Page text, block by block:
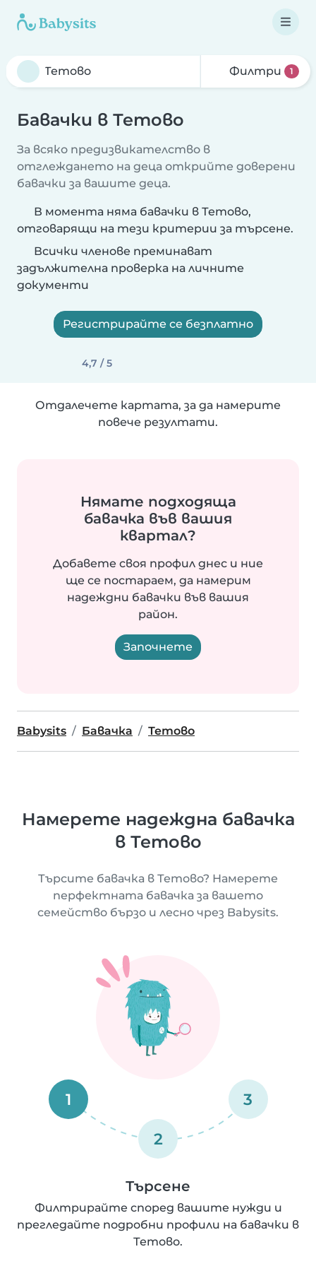
Филтри 1
Бавачки в Тетово
За всяко предизвикателство в
отглеждането на деца открийте доверени
бавачки за вашите деца.
В момента няма бавачки в Тетово,
отговарящи на тези критерии за търсене.
Всички членове преминават
задължителна проверка на личните
документи
Регистрирайте се безплатно
4,7 / 5
Отдалечете картата, за да намерите
повече резултати.
Нямате подходяща
бавачка във вашия
квартал?
Добавете своя профил днес и ние
ще се постараем, да намерим
надеждни бавачки във вашия
район.
Започнете
Babysits Бавачка Тетово
Намерете надеждна бавачка
в Тетово
Търсите бавачка в Тетово? Намерете
перфектната бавачка за вашето
семейство бързо и лесно чрез Babysits.
1
2
3
Търсене
Филтрирайте според вашите нужди и
прегледайте подробни профили на бавачки в
Тетово.